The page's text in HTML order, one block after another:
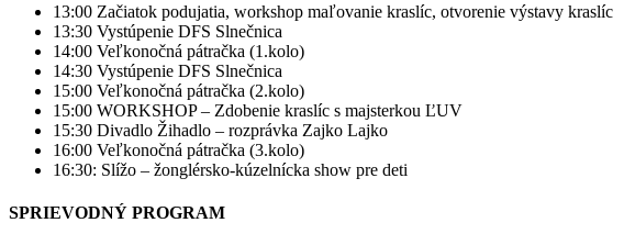
13:00 Začiatok podujatia, workshop maľovanie kraslíc, otvorenie výstavy kraslíc
13:30 Vystúpenie DFS Slnečnica
14:00 Veľkonočná pátračka (1.kolo)
14:30 Vystúpenie DFS Slnečnica
15:00 Veľkonočná pátračka (2.kolo)
15:00 WORKSHOP – Zdobenie kraslíc s majsterkou ĽUV
15:30 Divadlo Žihadlo – rozprávka Zajko Lajko
16:00 Veľkonočná pátračka (3.kolo)
16:30: Slížo – žonglérsko-kúzelnícka show pre deti
SPRIEVODNÝ PROGRAM